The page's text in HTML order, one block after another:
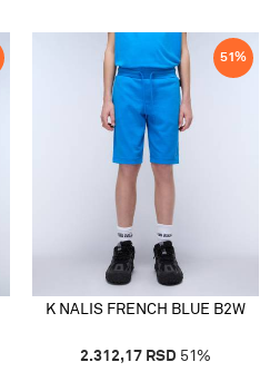
51%
K NALIS FRENCH BLUE B2W
2.312,17 RSD 51 %